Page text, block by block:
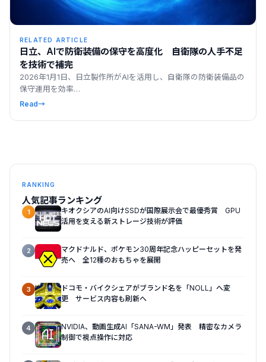
RELATED ARTICLE
日立、AIで防衛装備の保守を高度化 自衛隊の人手不足
を技術で補完
2026年1月1日、日立製作所がAIを活用し、自衛隊の防衛装備品の
保守運用を効率…
Read→
RANKING
人気記事ランキング
1
キオクシアのAI向けSSDが国際展示会で最優秀賞 GPU
活用を支える新ストレージ技術が評価
2
マクドナルド、ポケモン30周年記念ハッピーセットを発
売へ 全12種のおもちゃを展開
3
ドコモ・バイクシェアがブランド名を「NOLL」へ変
更 サービス内容も刷新へ
4
NVIDIA、動画生成AI「SANA-WM」発表 精密なカメラ
制御で視点操作に対応